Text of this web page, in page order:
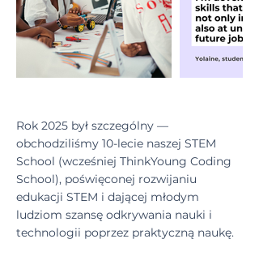
Rok 2025 był szczególny —
obchodziliśmy 10-lecie naszej STEM
School (wcześniej ThinkYoung Coding
School), poświęconej rozwijaniu
edukacji STEM i dającej młodym
ludziom szansę odkrywania nauki i
technologii poprzez praktyczną naukę.